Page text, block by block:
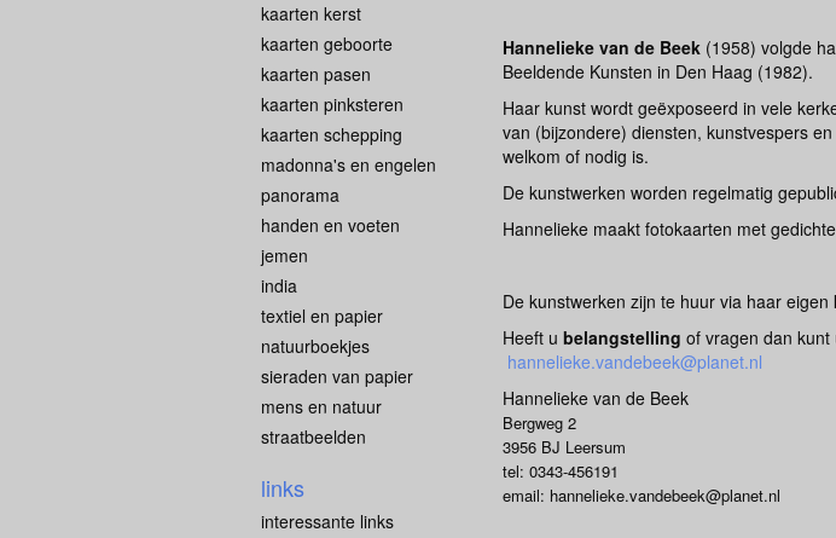
Hannelieke van de Beek (1958) volgde
Beeldende Kunsten in Den Haag (1982).
Haar kunst wordt geëxposeerd in vele
van (bijzondere) diensten, kunstvespers
welkom of nodig is.
De kunstwerken worden regelmatig
Hannelieke maakt fotokaarten met
De kunstwerken zijn te huur via haar eigen
Heeft u belangstelling of vragen dan
hannelieke.vandebeek@planet.nl
Hannelieke van de Beek
Bergweg 2
3956 BJ Leersum
tel: 0343-456191
email: hannelieke.vandebeek@planet.nl
kaarten kerst
kaarten geboorte
kaarten pasen
kaarten pinksteren
kaarten schepping
madonna's en engelen
panorama
handen en voeten
jemen
india
textiel en papier
natuurboekjes
sieraden van papier
mens en natuur
straatbeelden
links
interessante links